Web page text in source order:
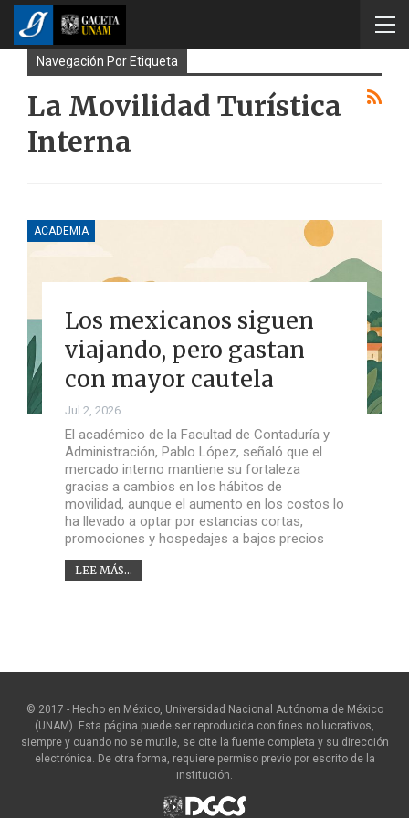
Navegación Por Etiqueta
La Movilidad Turística
Interna
ACADEMIA
Los mexicanos siguen
viajando, pero gastan
con mayor cautela
Jul 2, 2026
El académico de la Facultad de Contaduría y
Administración, Pablo López, señaló que el
mercado interno mantiene su fortaleza
gracias a cambios en los hábitos de
movilidad, aunque el aumento en los costos lo
ha llevado a optar por estancias cortas,
promociones y hospedajes a bajos precios
LEE MÁS...
© 2017 - Hecho en México, Universidad Nacional Autónoma de México
(UNAM). Esta página puede ser reproducida con fines no lucrativos,
siempre y cuando no se mutile, se cite la fuente completa y su dirección
electrónica. De otra forma, requiere permiso previo por escrito de la
institución.